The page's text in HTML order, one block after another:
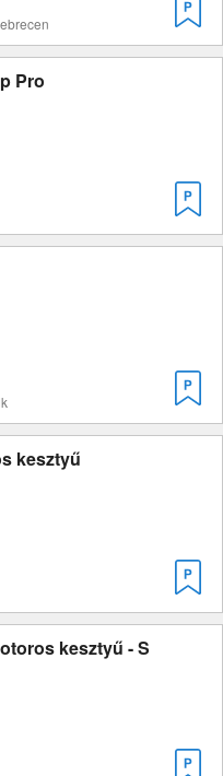
Pro
kesztyű
kesztyű - S